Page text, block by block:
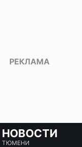
НОВОСТИ
ТЮМЕНИ